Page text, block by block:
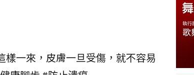
一來，皮膚一旦受傷，就不容易